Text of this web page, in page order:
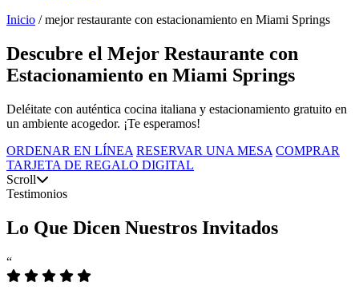
Inicio / mejor restaurante con estacionamiento en Miami Springs
Descubre el Mejor Restaurante con
Estacionamiento en Miami Springs
Deléitate con auténtica cocina italiana y estacionamiento gratuito en
un ambiente acogedor. ¡Te esperamos!
ORDENAR EN LÍNEA RESERVAR UNA MESA COMPRAR
TARJETA DE REGALO DIGITAL
Scroll
Testimonios
Lo Que Dicen Nuestros Invitados
“